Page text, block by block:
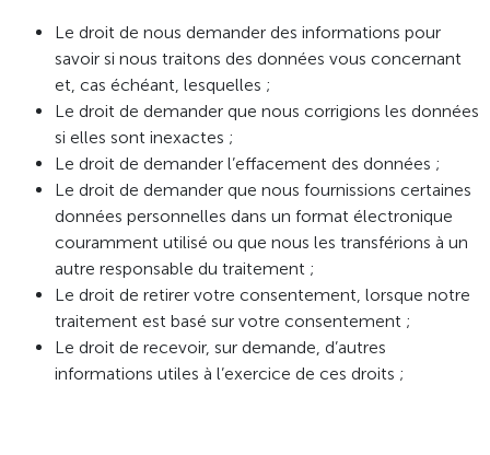
Le droit de nous demander des informations pour
savoir si nous traitons des données vous concernant
et, cas échéant, lesquelles ;
Le droit de demander que nous corrigions les données
si elles sont inexactes ;
Le droit de demander l’effacement des données ;
Le droit de demander que nous fournissions certaines
données personnelles dans un format électronique
couramment utilisé ou que nous les transférions à un
autre responsable du traitement ;
Le droit de retirer votre consentement, lorsque notre
traitement est basé sur votre consentement ;
Le droit de recevoir, sur demande, d’autres
informations utiles à l’exercice de ces droits ;